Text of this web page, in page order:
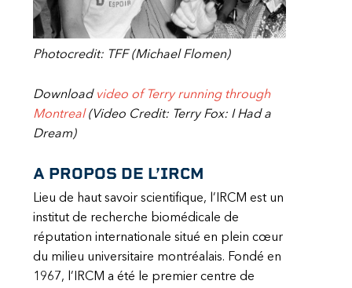
Photocredit: TFF (Michael Flomen)
Download video of Terry running through
Montreal (Video Credit: Terry Fox: I Had a
Dream)
A PROPOS DE L’IRCM
Lieu de haut savoir scientifique, l’IRCM est un
institut de recherche biomédicale de
réputation internationale situé en plein cœur
du milieu universitaire montréalais. Fondé en
1967, l’IRCM a été le premier centre de